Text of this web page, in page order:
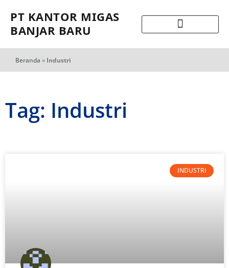
PT KANTOR MIGAS
BANJAR BARU
Beranda » Industri
Tag: Industri
INDUSTRI